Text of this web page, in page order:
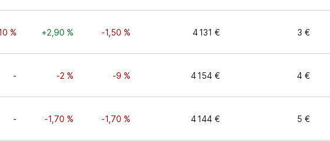
% +2,90 % -1,50 % 4 131 € 3 €
- -2 % -9 % 4 154 € 4 €
- -1,70 % -1,70 % 4 144 € 5 €